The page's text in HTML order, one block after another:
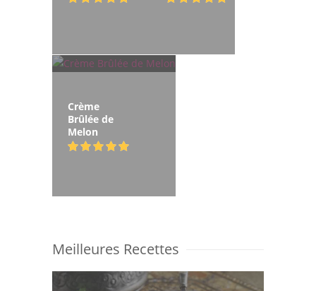
Crème
Brûlée de
Melon
Meilleures Recettes